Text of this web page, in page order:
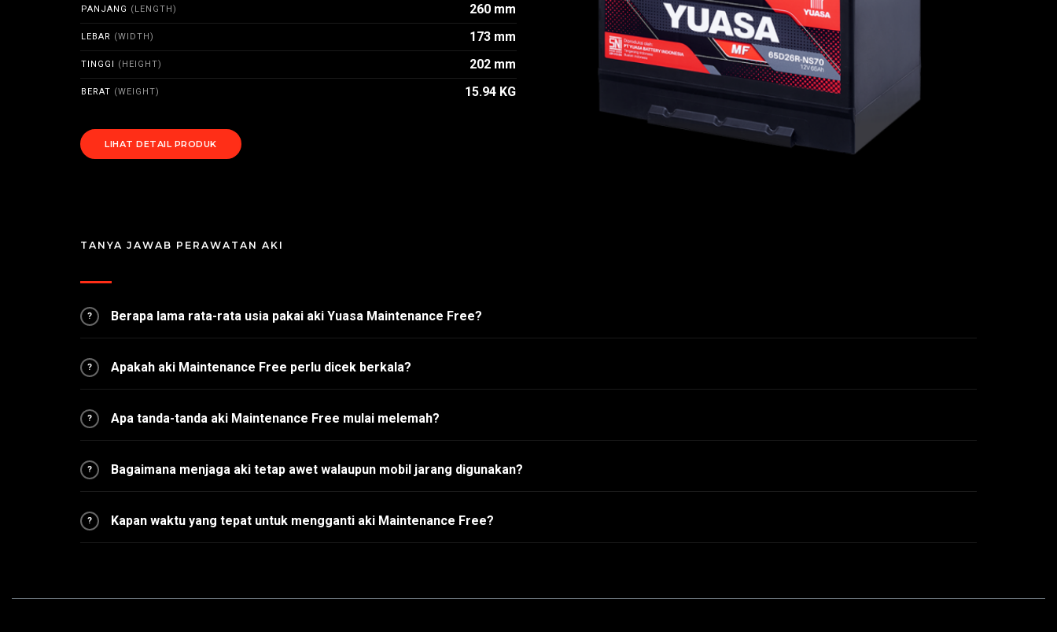
PANJANG (LENGTH) 260 mm
LEBAR (WIDTH) 173 mm
TINGGI (HEIGHT) 202 mm
BERAT (WEIGHT) 15.94 KG
LIHAT DETAIL PRODUK
TANYA JAWAB PERAWATAN AKI
? Berapa lama rata-rata usia pakai aki Yuasa Maintenance Free?
? Apakah aki Maintenance Free perlu dicek berkala?
? Apa tanda-tanda aki Maintenance Free mulai melemah?
? Bagaimana menjaga aki tetap awet walaupun mobil jarang digunakan?
? Kapan waktu yang tepat untuk mengganti aki Maintenance Free?